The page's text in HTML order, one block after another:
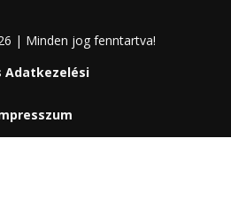
| Minden jog fenntartva!
Adatkezelési